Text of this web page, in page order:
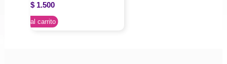
$ 1.500
Agregar al carrito